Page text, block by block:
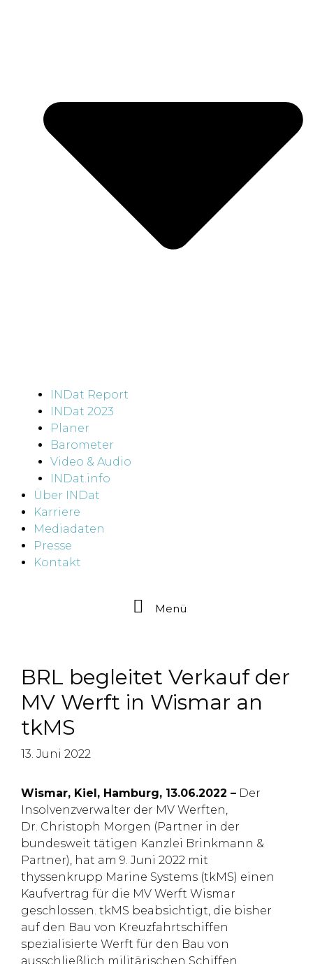
INDat Report
INDat 2023
Planer
Barometer
Video & Audio
INDat.info
Über INDat
Karriere
Mediadaten
Presse
Kontakt
Menü
BRL begleitet Verkauf der
MV Werft in Wismar an
tkMS
13. Juni 2022
Wismar, Kiel, Hamburg, 13.06.2022 – Der
Insolvenzverwalter der MV Werften,
Dr. Christoph Morgen (Partner in der
bundesweit tätigen Kanzlei Brinkmann &
Partner), hat am 9. Juni 2022 mit
thyssenkrupp Marine Systems (tkMS) einen
Kaufvertrag für die MV Werft Wismar
geschlossen. tkMS beabsichtigt, die bisher
auf den Bau von Kreuzfahrtschiffen
spezialisierte Werft für den Bau von
ausschließlich militärischen Schiffen